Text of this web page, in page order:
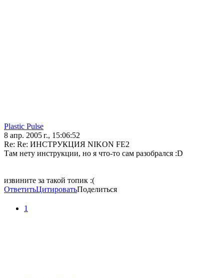
Plastic Pulse
8 апр. 2005 г., 15:06:52
Re: Re: ИНСТРУКЦИЯ NIKON FE2
Там нету инструкции, но я что-то сам разобрался :D
извините за такой топик :(
ОтветитьЦитироватьПоделиться
1